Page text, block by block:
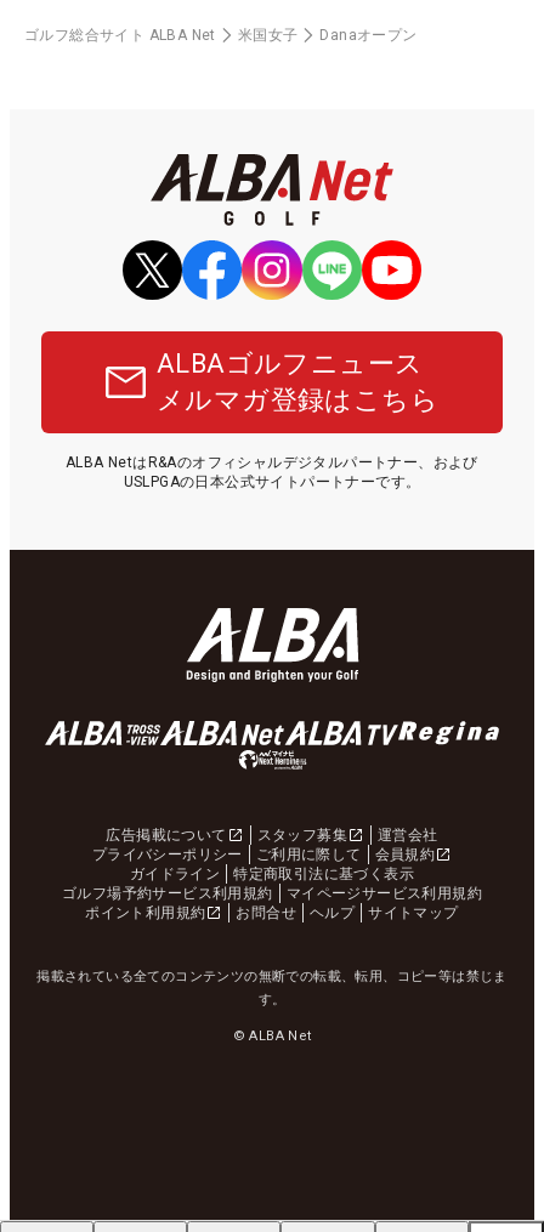
ゴルフ総合サイト ALBA Net 米国女子 Danaオープン
ALBAゴルフニュース
メルマガ登録はこちら
ALBA NetはR&Aのオフィシャルデジタルパートナー、および
USLPGAの日本公式サイトパートナーです。
広告掲載について スタッフ募集
運営会社
プライバシーポリシー
ご利用に際して
会員規約
ガイドライン
特定商取引法に基づく表示
ゴルフ場予約サービス利用規約
マイページサービス利用規約
ポイント利用規約
お問合せ ヘルプ サイトマップ
掲載されている全てのコンテンツの無断での転載、転用、コピー等は禁じま
す。
© ALBA Net